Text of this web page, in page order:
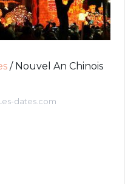
/ Nouvel An Chinois
dates.com